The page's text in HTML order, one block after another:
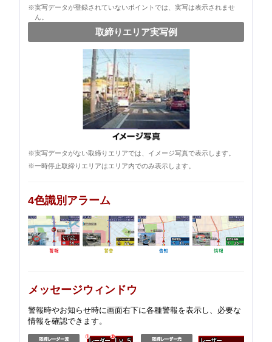
※実写データが登録されていないポイントでは、実写は表示されませ
ん。
取締りエリア実写例
※実写データがない取締りエリアでは、イメージ写真で表示します。
※一時停止取締りエリアはエリア内でのみ表示します。
4色識別アラーム
メッセージウィンドウ
警報時やお知らせ時に画面右下に各種警報を表示し、必要な
情報を確認できます。